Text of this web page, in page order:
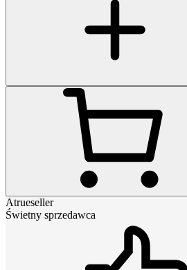
Atrueseller
Świetny sprzedawca